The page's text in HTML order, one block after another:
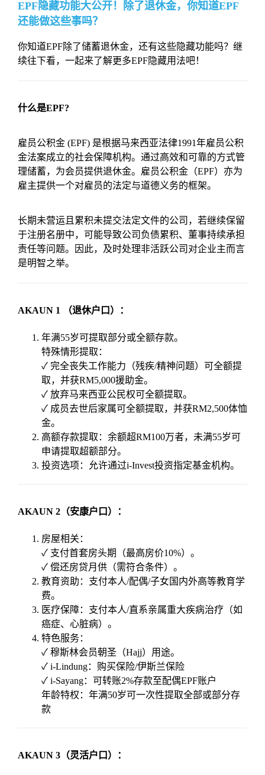
EPF隐藏功能大公开！除了退休金，你知道EPF
还能做这些事吗？
你知道EPF除了储蓄退休金，还有这些隐藏功能吗？继
续往下看，一起来了解更多EPF隐藏用法吧！
什么是EPF?
雇员公积金 (EPF) 是根据马来西亚法律1991年雇员公积
金法案成立的社会保障机构。通过高效和可靠的方式管
理储蓄，为会员提供退休金。雇员公积金（EPF）亦为
雇主提供一个对雇员的法定与道德义务的框架。
长期未营运且累积未提交法定文件的公司，若继续保留
于注册名册中，可能导致公司负债累积、董事持续承担
责任等问题。因此，及时处理非活跃公司对企业主而言
是明智之举。
AKAUN 1 （退休户口）：
年满55岁可提取部分或全额存款。
特殊情形提取：
✓ 完全丧失工作能力（残疾/精神问题）可全额提
取，并获RM5,000援助金。
✓ 放弃马来西亚公民权可全额提取。
✓ 成员去世后家属可全额提取，并获RM2,500体恤
金。
高额存款提取：余额超RM100万者，未满55岁可
申请提取超额部分。
投资选项：允许通过i-Invest投资指定基金机构。
AKAUN 2（安康户口）：
房屋相关：
✓ 支付首套房头期（最高房价10%）。
✓ 偿还房贷月供（需符合条件）。
教育资助：支付本人/配偶/子女国内外高等教育学
费。
医疗保障：支付本人/直系亲属重大疾病治疗（如
癌症、心脏病）。
特色服务：
✓ 穆斯林会员朝圣（Hajj）用途。
✓ i-Lindung：购买保险/伊斯兰保险
✓ i-Sayang：可转账2%存款至配偶EPF账户
年龄特权：年满50岁可一次性提取全部或部分存
款
AKAUN 3（灵活户口）：